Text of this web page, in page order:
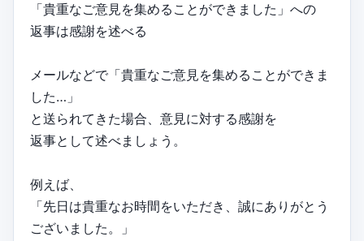
「貴重なご意見を集めることができました」への
返事は感謝を述べる
メールなどで「貴重なご意見を集めることができま
した…」
と送られてきた場合、意見に対する感謝を
返事として述べましょう。
例えば、
「先日は貴重なお時間をいただき、誠にありがとう
ございました。」